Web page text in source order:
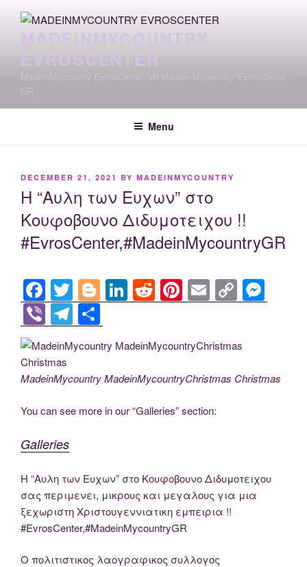
MADEINMYCOUNTRY
EVROSCENTER
MadeinMycountry EvrosCenter.GR Madein-Mycountry EvrosCenter
GR
Menu
POSTED
DECEMBER 21, 2021 BY MADEINMYCOUNTRY
Η “Αυλη των Ευχων” στο
Κουφοβουνο Διδυμοτειχου !!
#EvrosCenter,#MadeinMycountryGR
F
a
c
e
b
o
k
T
wi
tt
er
Bl
o
g
g
er
Li
n
k
e
dI
n
R
e
d
di
t
Pi
nt
er
e
st
E
m
ail
C
o
y
Li
e
n
Vi
b
er
T
el
e
gr
a
m
h
ar
e
MadeinMycountry MadeinMycountryChristmas Christmas
You can see more in our “Galleries” section:
Galleries
Η “Αυλη των Ευχων” στο Κουφοβουνο Διδυμοτειχου
σας περιμενει, μικρους και μεγαλους για μια
ξεχωριστη Χριστουγεννιατικη εμπειρια !!
#EvrosCenter,#MadeinMycountryGR
Ο πολιτιστικος λαογραφικος συλλογος